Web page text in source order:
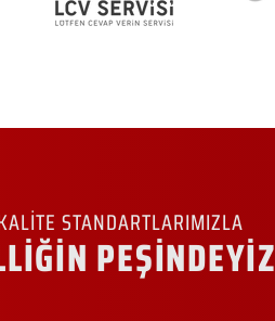
STANDARTLARIMIZLA
PEŞİNDEYİZ